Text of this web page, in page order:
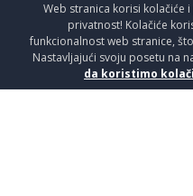
Web stranica korisi kolačiće
privatnost! Kolačiće
funkcionalnost web stranice,
Nastavljajući svoju posetu na
da koristimo